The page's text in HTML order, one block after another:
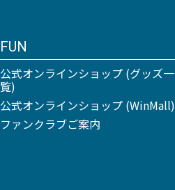
FUN
公式オンラインショップ (グッズ一
覧)
公式オンラインショップ (WinMall)
ファンクラブご案内